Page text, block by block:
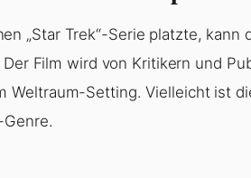
„Star Trek“-Serie platzte, kann
Film wird von Kritikern und
Weltraum-Setting. Vielleicht ist